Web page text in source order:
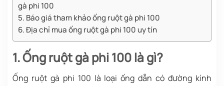
gà phi 100
5. Báo giá tham khảo ống ruột gà phi 100
6. Địa chỉ mua ống ruột gà phi 100 uy tín
1. Ống ruột gà phi 100 là gì?
Ống ruột gà phi 100 là loại ống dẫn có đường kính